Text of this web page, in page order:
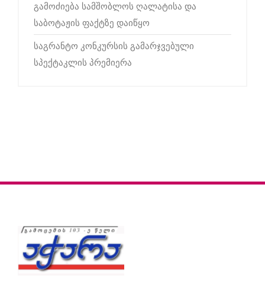
გამოძიება სამშობლოს ღალატისა და
საბოტაჟის ფაქტზე დაიწყო
საგრანტო კონკურსის გამარჯვებული
სპექტაკლის პრემიერა